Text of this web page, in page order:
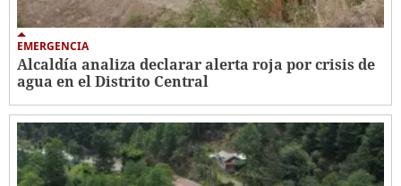
EMERGENCIA
Alcaldía analiza declarar alerta roja por crisis de
agua en el Distrito Central